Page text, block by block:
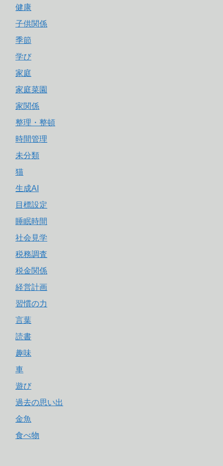
健康
子供関係
季節
学び
家庭
家庭菜園
家関係
整理・整頓
時間管理
未分類
猫
生成AI
目標設定
睡眠時間
社会見学
税務調査
税金関係
経営計画
習慣の力
言葉
読書
趣味
車
遊び
過去の思い出
金魚
食べ物